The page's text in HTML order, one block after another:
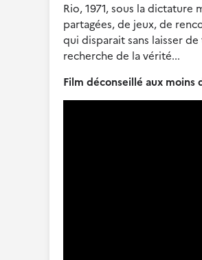
Rio, 1971, sous la dictature
partagées, de jeux, de
qui disparait sans laisser
recherche de la vérité...
Film déconseillé aux moins